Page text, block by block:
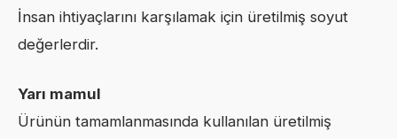
İnsan ihtiyaçlarını karşılamak için üretilmiş soyut
değerlerdir.
Yarı mamul
Ürünün tamamlanmasında kullanılan üretilmiş